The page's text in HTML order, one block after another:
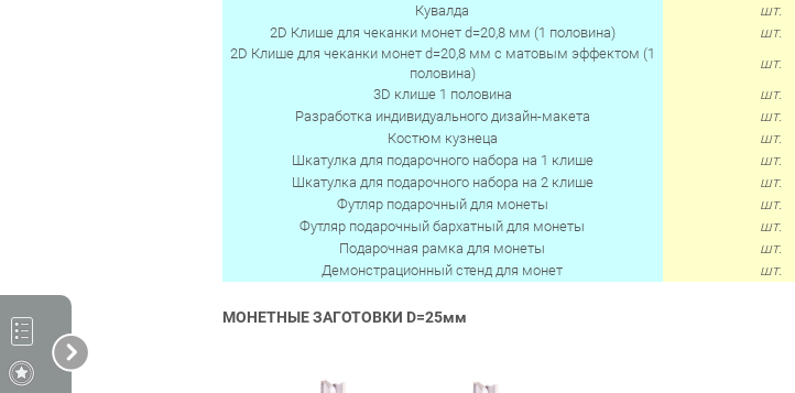
Кувалда
шт.
2D Клише для чеканки монет d=20,8 мм (1 половина)
шт.
2D Клише для чеканки монет d=20,8 мм с матовым эффектом (1
половина)
шт.
3D клише 1 половина
шт.
Разработка индивидуального дизайн-макета
шт.
Костюм кузнеца
шт.
Шкатулка для подарочного набора на 1 клише
шт.
Шкатулка для подарочного набора на 2 клише
шт.
Футляр подарочный для монеты
шт.
Футляр подарочный бархатный для монеты
шт.
Подарочная рамка для монеты
шт.
Демонстрационный стенд для монет
шт.
МОНЕТНЫЕ ЗАГОТОВКИ D=25мм